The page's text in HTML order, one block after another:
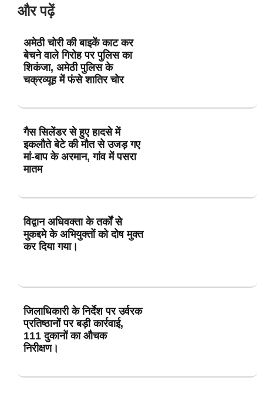
और पढ़ें
अमेठी चोरी की बाइकें काट कर
बेचने वाले गिरोह पर पुलिस का
शिकंजा, अमेठी पुलिस के
चक्रव्यूह में फंसे शातिर चोर
गैस सिलेंडर से हुए हादसे में
इकलौते बेटे की मौत से उजड़ गए
मां-बाप के अरमान, गांव में पसरा
मातम
विद्वान अधिवक्ता के तर्कों से
मुकद्दमे के अभियुक्तों को दोष मुक्त
कर दिया गया।
जिलाधिकारी के निर्देश पर उर्वरक
प्रतिष्ठानों पर बड़ी कार्रवाई,
111 दुकानों का औचक
निरीक्षण।